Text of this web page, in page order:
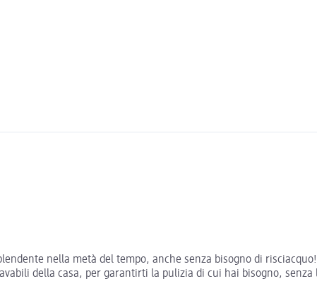
nella metà del tempo, anche senza bisogno di
della casa, per garantirti la pulizia di cui hai bisogno,